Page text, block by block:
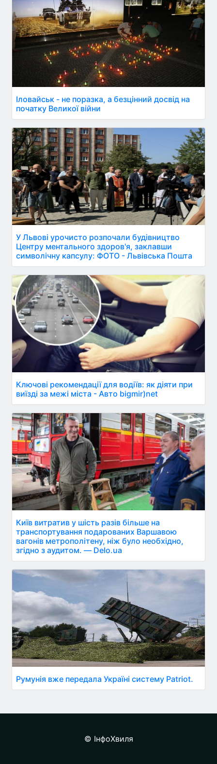
Іловайськ - не поразка, а безцінний досвід на
початку Великої війни
У Львові урочисто розпочали будівництво
Центру ментального здоров'я, заклавши
символічну капсулу: ФОТО - Львівська Пошта
Ключові рекомендації для водіїв: як діяти при
виїзді за межі міста - Авто bigmir)net
Київ витратив у шість разів більше на
транспортування подарованих Варшавою
вагонів метрополітену, ніж було необхідно,
згідно з аудитом. — Delo.ua
Румунія вже передала Україні систему Patriot.
© ІнфоХвиля